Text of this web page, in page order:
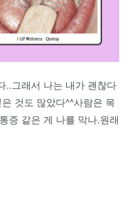
..그래서 나는 내가 괜찮다
것도 많았다^^사람은 목
증 같은 게 나를 막나.원래